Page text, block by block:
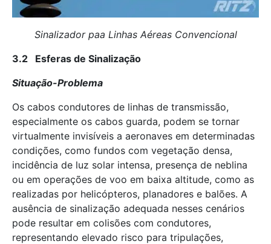
Sinalizador paa Linhas Aéreas Convencional
3.2 Esferas de Sinalização
Situação-Problema
Os cabos condutores de linhas de transmissão,
especialmente os cabos guarda, podem se tornar
virtualmente invisíveis a aeronaves em determinadas
condições, como fundos com vegetação densa,
incidência de luz solar intensa, presença de neblina
ou em operações de voo em baixa altitude, como as
realizadas por helicópteros, planadores e balões. A
ausência de sinalização adequada nesses cenários
pode resultar em colisões com condutores,
representando elevado risco para tripulações,